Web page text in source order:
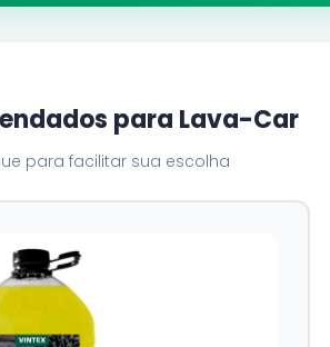
para Lava-Car
para facilitar sua escolha